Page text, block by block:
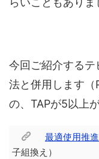
今回ご紹介する
法と併用します
の、TAPが5以上
最適使用推
子組換え）